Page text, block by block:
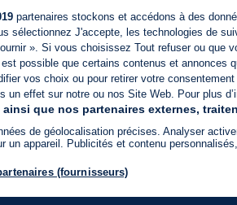
partenaires stockons et accédons à des
sélectionnez J'accepte, les technologies de
». Si vous choisissez Tout refuser ou
possible que certains contenus et annonces
vos choix ou pour retirer votre
un effet sur notre ou nos Site Web. Pour plus
ainsi que nos partenaires externes,
de géolocalisation précises. Analyser
un appareil. Publicités et contenu
(fournisseurs)